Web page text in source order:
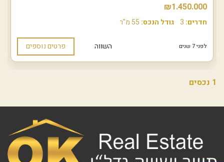
₪1.450.000
חדרים: 3 גודל הנכס: 55 מ"ר
לפני 7 שנים השווה פרטים נוספים
1 נכסים